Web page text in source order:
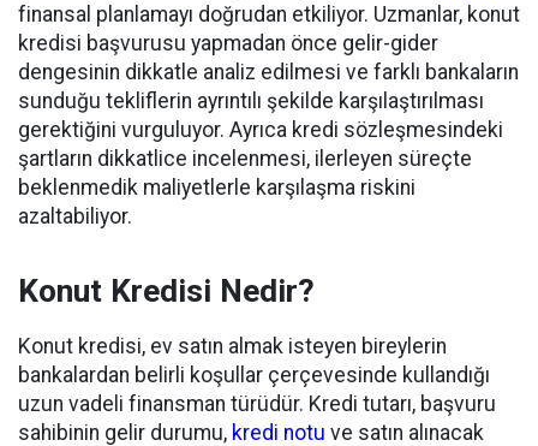
finansal planlamayı doğrudan etkiliyor. Uzmanlar, konut
kredisi başvurusu yapmadan önce gelir-gider
dengesinin dikkatle analiz edilmesi ve farklı bankaların
sunduğu tekliflerin ayrıntılı şekilde karşılaştırılması
gerektiğini vurguluyor. Ayrıca kredi sözleşmesindeki
şartların dikkatlice incelenmesi, ilerleyen süreçte
beklenmedik maliyetlerle karşılaşma riskini
azaltabiliyor.
Konut Kredisi Nedir?
Konut kredisi, ev satın almak isteyen bireylerin
bankalardan belirli koşullar çerçevesinde kullandığı
uzun vadeli finansman türüdür. Kredi tutarı, başvuru
sahibinin gelir durumu, kredi notu ve satın alınacak